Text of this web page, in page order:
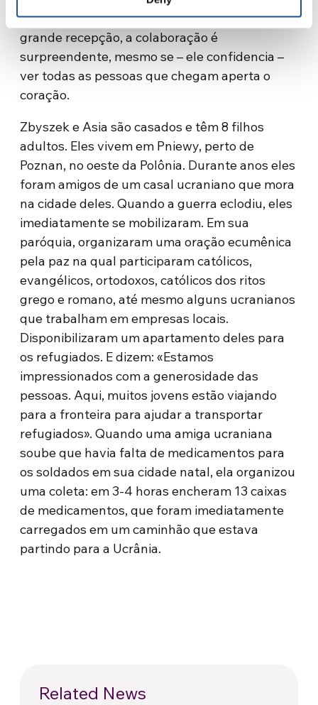
Ucrânia. Ele diz que a situação lá é tranquila. A
grande recepção, a colaboração é
surpreendente, mesmo se – ele confidencia –
ver todas as pessoas que chegam aperta o
coração.
Zbyszek e Asia são casados e têm 8 filhos
adultos. Eles vivem em Pniewy, perto de
Poznan, no oeste da Polônia. Durante anos eles
foram amigos de um casal ucraniano que mora
na cidade deles. Quando a guerra eclodiu, eles
imediatamente se mobilizaram. Em sua
paróquia, organizaram uma oração ecumênica
pela paz na qual participaram católicos,
evangélicos, ortodoxos, católicos dos ritos
grego e romano, até mesmo alguns ucranianos
que trabalham em empresas locais.
Disponibilizaram um apartamento deles para
os refugiados. E dizem: «Estamos
impressionados com a generosidade das
pessoas. Aqui, muitos jovens estão viajando
para a fronteira para ajudar a transportar
refugiados». Quando uma amiga ucraniana
soube que havia falta de medicamentos para
os soldados em sua cidade natal, ela organizou
uma coleta: em 3-4 horas encheram 13 caixas
de medicamentos, que foram imediatamente
carregados em um caminhão que estava
partindo para a Ucrânia.
Related News